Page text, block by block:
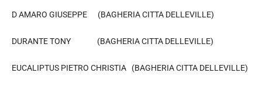
D AMARO GIUSEPPE (BAGHERIA CITTA DELLEVILLE)
DURANTE TONY (BAGHERIA CITTA DELLEVILLE)
EUCALIPTUS PIETRO CHRISTIA (BAGHERIA CITTA DELLEVILLE)